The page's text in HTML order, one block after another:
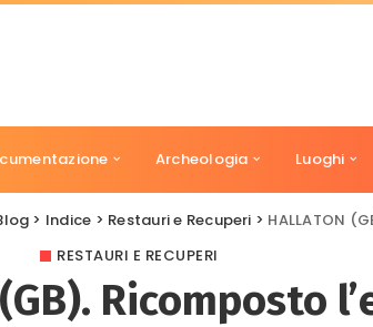
Archeologia Luoghi
> Indice > Restauri e Recuperi > HALLATON
RESTAURI E RECUPERI
Ricomposto